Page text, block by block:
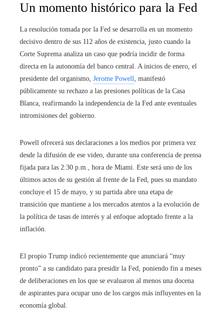
Un momento histórico para la Fed
La resolución tomada por la Fed se desarrolla en un momento
decisivo dentro de sus 112 años de existencia, justo cuando la
Corte Suprema analiza un caso que podría incidir de forma
directa en la autonomía del banco central. A inicios de enero, el
presidente del organismo, Jerome Powell, manifestó
públicamente su rechazo a las presiones políticas de la Casa
Blanca, reafirmando la independencia de la Fed ante eventuales
intromisiones del gobierno.
Powell ofrecerá sus declaraciones a los medios por primera vez
desde la difusión de ese video, durante una conferencia de prensa
fijada para las 2:30 p.m., hora de Miami. Este será uno de los
últimos actos de su gestión al frente de la Fed, pues su mandato
concluye el 15 de mayo, y su partida abre una etapa de
transición que mantiene a los mercados atentos a la evolución de
la política de tasas de interés y al enfoque adoptado frente a la
inflación.
El propio Trump indicó recientemente que anunciará “muy
pronto” a su candidato para presidir la Fed, poniendo fin a meses
de deliberaciones en los que se evaluaron al menos una docena
de aspirantes para ocupar uno de los cargos más influyentes en la
economía global.